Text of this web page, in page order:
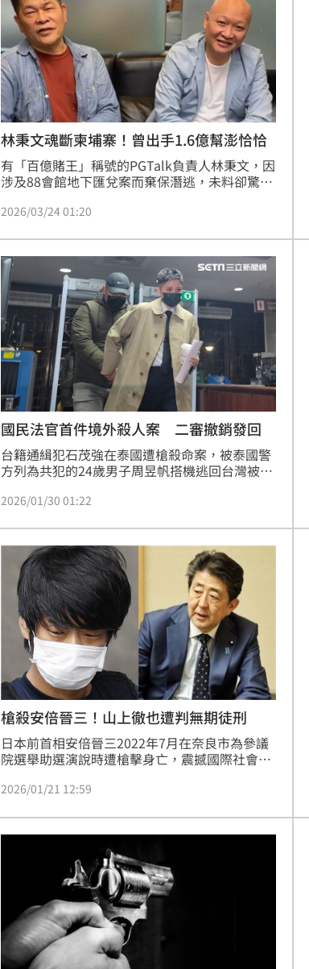
林秉文魂斷柬埔寨！曾出手1.6億幫澎恰恰
有「百億賭王」稱號的PGTalk負責人林秉文，因
涉及88會館地下匯兌案而棄保潛逃，未料卻驚傳
地警方正持續追查中。過去，林秉文曾深陷「米
控賽事；更知名的是在2022年間，他召開記者
會，宣布幫藝人澎恰恰「喬債」，但之後卻身陷
官司棄保潛逃，又傳出魂斷異鄉，令人唏噓。
2026/03/24 01:20
國民法官首件境外殺人案 二審撤銷發回
台籍通緝犯石茂強在泰國遭槍殺命案，被泰國警
方列為共犯的24歲男子周昱帆搭機逃回台灣被
法院國民法官審理，也成了國民法官首件境外殺
宣判，認判決有瑕疵，撤銷發回北院更審。
2026/01/30 01:22
槍殺安倍晉三！山上徹也遭判無期徒刑
日本前首相安倍晉三2022年7月在奈良市為參議
院選舉助選演說時遭槍擊身亡，震撼國際社會。
刑，判處被告山上徹也無期徒刑。
2026/01/21 12:59